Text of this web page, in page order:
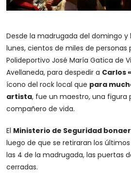
Desde la madrugada del domingo
lunes, cientos de miles de personas
Polideportivo José María Gatica de
Avellaneda, para despedir a Carlos
ícono del rock local que para
artista, fue un maestro, una figura
compañero de vida.
El Ministerio de Seguridad
luego de que se retiraran los
las 4 de la madrugada, las puertas
cerradas.